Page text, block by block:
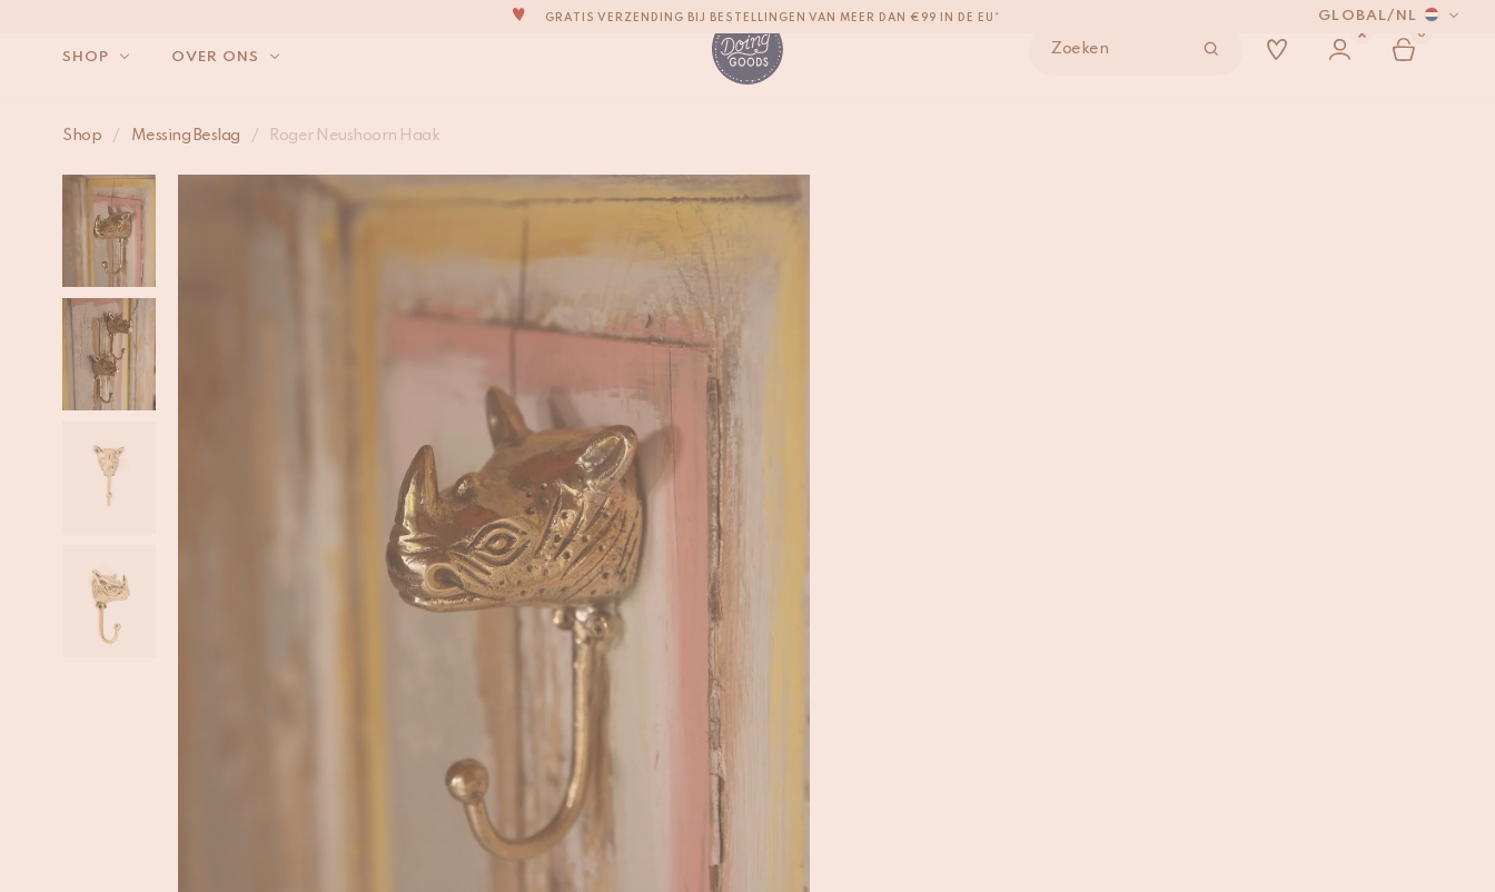
GLOBAL/ NL
GRATIS VERZENDING BIJ BESTELLINGEN VAN MEER DAN €99 IN DE EU*
EEN SCHATKIST VOL IMPERFECTE EN LEUKE WOONACCESSOIRES
WE STREVEN ERNAAR JE ITEMS BINNEN 1 TOT 2 WERKDAGEN TE VERZENDEN
WIJ ZIJN TROTS OP ONZE B CORP-CERTIFICERING!
GRATIS VERZENDING BIJ BESTELLINGEN VAN MEER DAN €99 IN DE EU*
SHOP OVER ONS
Zoeken
0
Shop / Messing Beslag / Roger Neushoorn Haak